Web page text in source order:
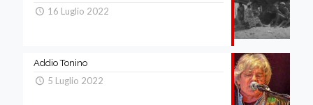
16 Luglio 2022
Addio Tonino
5 Luglio 2022